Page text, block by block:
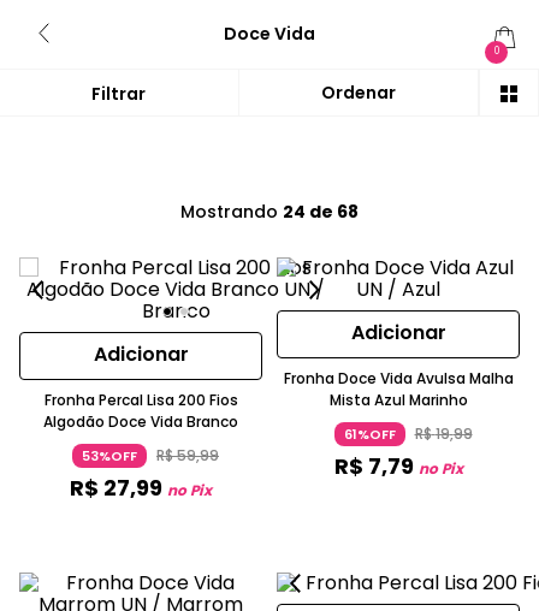
Doce Vida
0
Mostrando 24 de 68
Adicionar
Fronha Percal Lisa 200 Fios
Algodão Doce Vida Branco
53%OFF R$59,99
R$ 27,99 no Pix
Adicionar
Fronha Doce Vida Avulsa Malha
Mista Azul Marinho
61%OFF R$19,99
R$ 7,79 no Pix